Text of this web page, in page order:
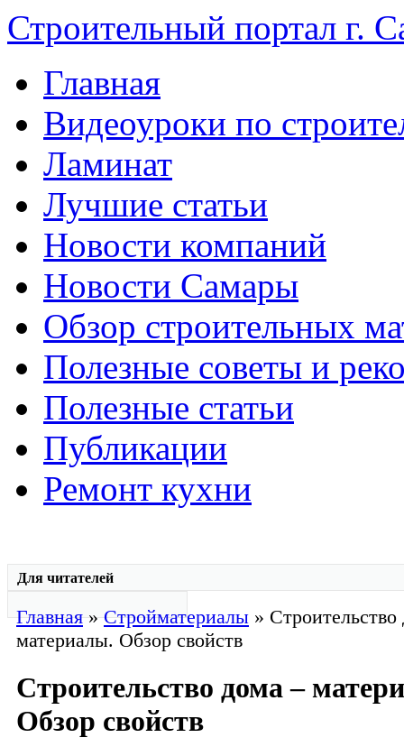
Строительный портал г.
Главная
Видеоуроки по
Ламинат
Лучшие статьи
Новости компаний
Новости Самары
Обзор строительных
Полезные советы и
Полезные статьи
Публикации
Ремонт кухни
Для читателей
Главная»Стройматериалы »
материалы. Обзор свойств
Строительство дома –
Обзор свойств